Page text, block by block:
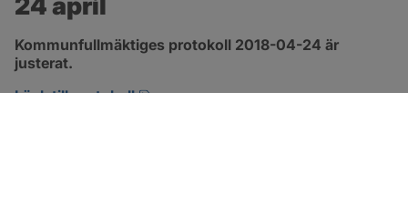
Kommunfullmäktiges protokoll 2018-04-24 är
justerat.
Länk till protokoll
pdf, 2.9 MB, öppnas i nytt fönster.